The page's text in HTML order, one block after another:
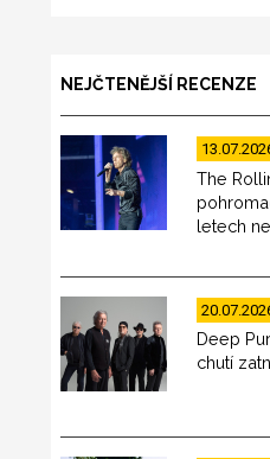
NEJČTENĚJŠÍ RECENZE
The
letech
Deep
chutí